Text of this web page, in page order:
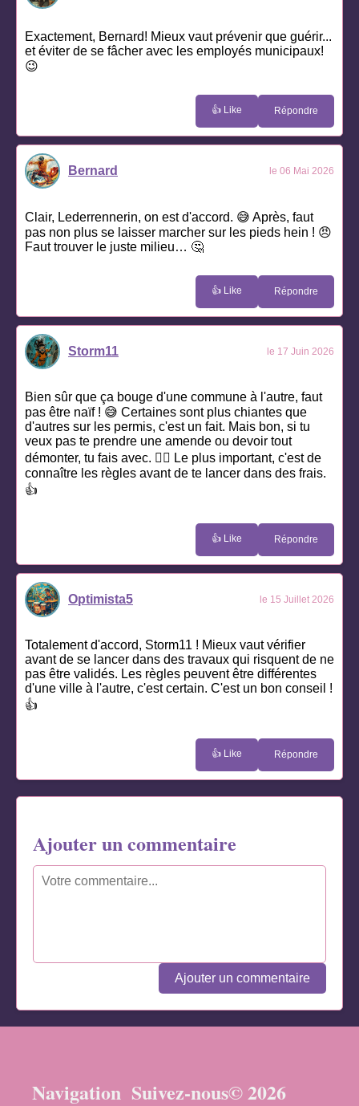
Exactement, Bernard! Mieux vaut prévenir que guérir...
et éviter de se fâcher avec les employés municipaux!
😉
👍 Like Répondre
Bernard le 06 Mai 2026
Clair, Lederrennerin, on est d'accord. 😅 Après, faut
pas non plus se laisser marcher sur les pieds hein ! 😠
Faut trouver le juste milieu… 🤔
👍 Like Répondre
Storm11 le 17 Juin 2026
Bien sûr que ça bouge d'une commune à l'autre, faut
pas être naïf ! 😅 Certaines sont plus chiantes que
d'autres sur les permis, c'est un fait. Mais bon, si tu
veux pas te prendre une amende ou devoir tout
démonter, tu fais avec. 🤷‍♂️ Le plus important, c'est de
connaître les règles avant de te lancer dans des frais.
👍
👍 Like Répondre
Optimista5 le 15 Juillet 2026
Totalement d'accord, Storm11 ! Mieux vaut vérifier
avant de se lancer dans des travaux qui risquent de ne
pas être validés. Les règles peuvent être différentes
d'une ville à l'autre, c'est certain. C'est un bon conseil !
👍
👍 Like Répondre
Ajouter un commentaire
Ajouter un commentaire
Navigation Suivez-nous© 2026